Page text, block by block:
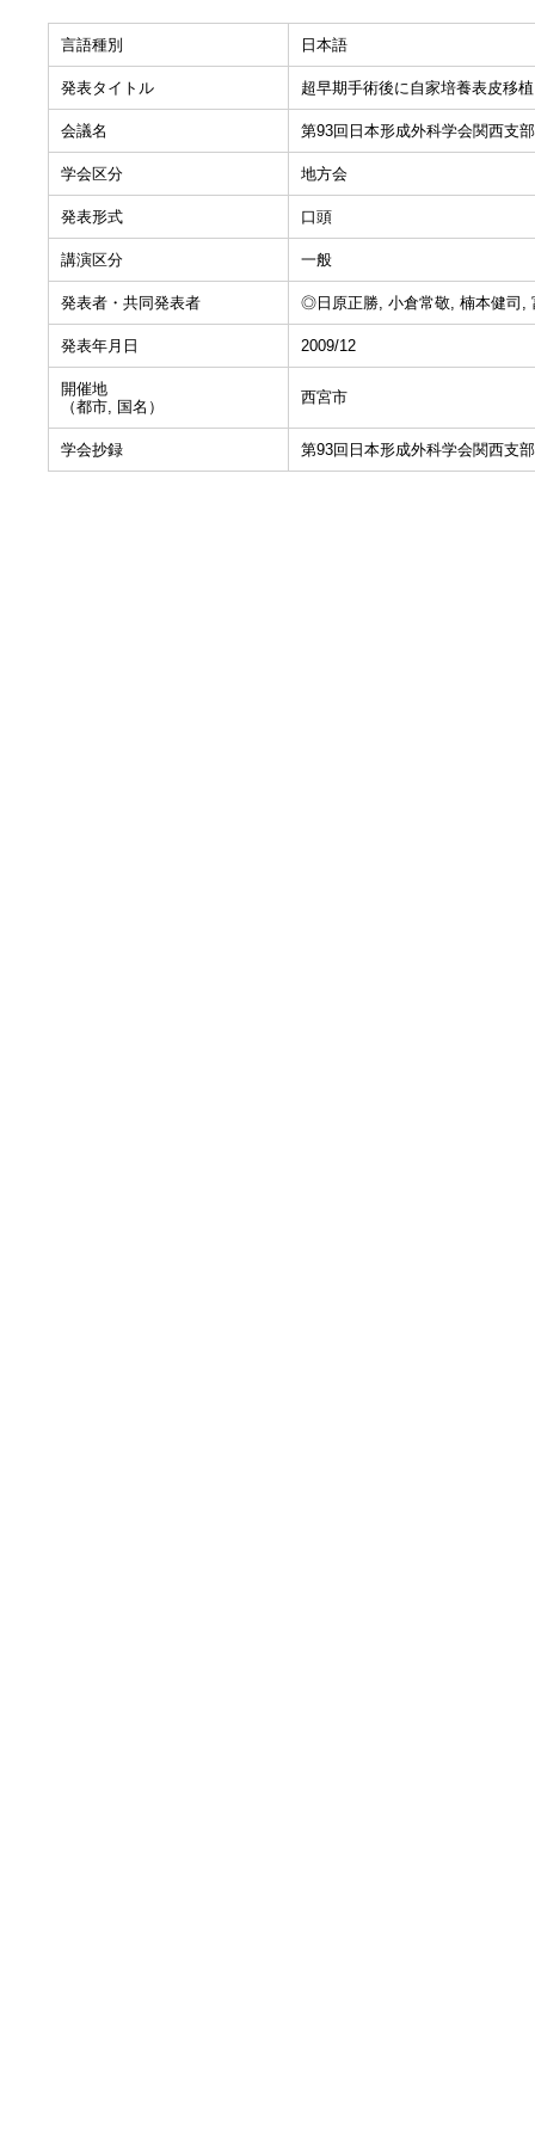
言語種別 日本語
発表タイトル 超早期手術後に自家培養表皮移
会議名 第93回日本形成外科学会関西支
学会区分 地方会
発表形式 口頭
講演区分 一般
発表者・共同発表者 ◎日原正勝, 小倉常敬, 楠本健司,
発表年月日 2009/12
開催地
（都市, 国名）
西宮市
学会抄録 第93回日本形成外科学会関西支